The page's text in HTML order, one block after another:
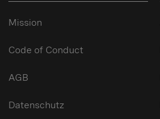
Mission
Code of Conduct
AGB
Datenschutz